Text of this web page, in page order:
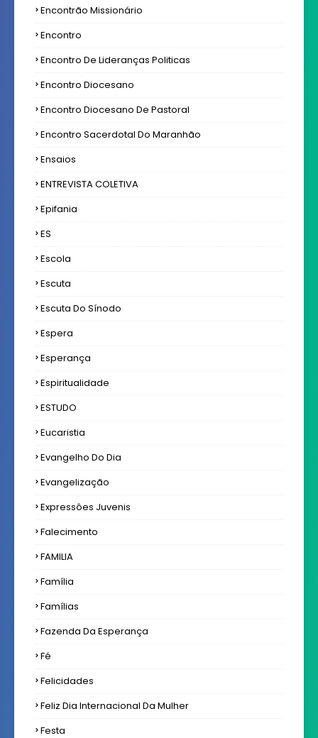
Encontrão Missionário
Encontro
Encontro De Lideranças Politicas
Encontro Diocesano
Encontro Diocesano De Pastoral
Encontro Sacerdotal Do Maranhão
Ensaios
ENTREVISTA COLETIVA
Epifania
ES
Escola
Escuta
Escuta Do Sínodo
Espera
Esperança
Espiritualidade
ESTUDO
Eucaristia
Evangelho Do Dia
Evangelização
Expressôes Juvenis
Falecimento
FAMILIA
Família
Famílias
Fazenda Da Esperança
Fé
Felicidades
Feliz Dia Internacional Da Mulher
Festa